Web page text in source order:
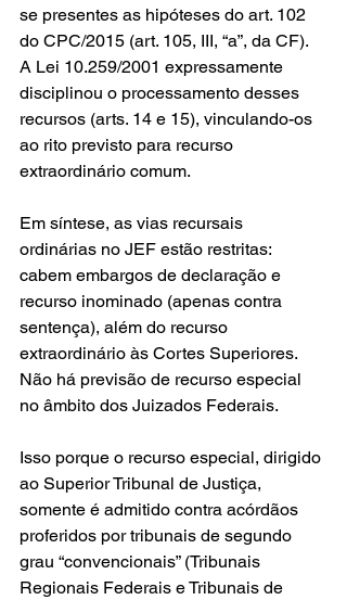
se presentes as hipóteses do art. 102
do CPC/2015 (art. 105, III, “a”, da CF).
A Lei 10.259/2001 expressamente
disciplinou o processamento desses
recursos (arts. 14 e 15), vinculando-os
ao rito previsto para recurso
extraordinário comum.
Em síntese, as vias recursais
ordinárias no JEF estão restritas:
cabem embargos de declaração e
recurso inominado (apenas contra
sentença), além do recurso
extraordinário às Cortes Superiores.
Não há previsão de recurso especial
no âmbito dos Juizados Federais.
Isso porque o recurso especial, dirigido
ao Superior Tribunal de Justiça,
somente é admitido contra acórdãos
proferidos por tribunais de segundo
grau “convencionais” (Tribunais
Regionais Federais e Tribunais de